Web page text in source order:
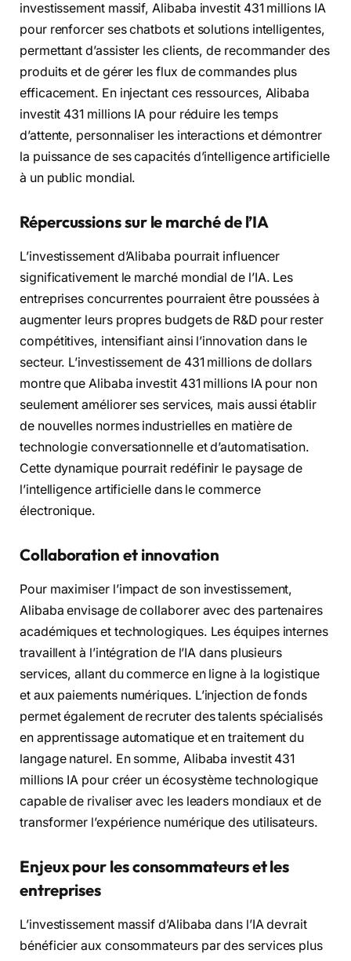
investissement massif, Alibaba investit 431 millions IA
pour renforcer ses chatbots et solutions intelligentes,
permettant d’assister les clients, de recommander des
produits et de gérer les flux de commandes plus
efficacement. En injectant ces ressources, Alibaba
investit 431 millions IA pour réduire les temps
d’attente, personnaliser les interactions et démontrer
la puissance de ses capacités d’intelligence artificielle
à un public mondial.
Répercussions sur le marché de l’IA
L’investissement d’Alibaba pourrait influencer
significativement le marché mondial de l’IA. Les
entreprises concurrentes pourraient être poussées à
augmenter leurs propres budgets de R&D pour rester
compétitives, intensifiant ainsi l’innovation dans le
secteur. L’investissement de 431 millions de dollars
montre que Alibaba investit 431 millions IA pour non
seulement améliorer ses services, mais aussi établir
de nouvelles normes industrielles en matière de
technologie conversationnelle et d’automatisation.
Cette dynamique pourrait redéfinir le paysage de
l’intelligence artificielle dans le commerce
électronique.
Collaboration et innovation
Pour maximiser l’impact de son investissement,
Alibaba envisage de collaborer avec des partenaires
académiques et technologiques. Les équipes internes
travaillent à l’intégration de l’IA dans plusieurs
services, allant du commerce en ligne à la logistique
et aux paiements numériques. L’injection de fonds
permet également de recruter des talents spécialisés
en apprentissage automatique et en traitement du
langage naturel. En somme, Alibaba investit 431
millions IA pour créer un écosystème technologique
capable de rivaliser avec les leaders mondiaux et de
transformer l’expérience numérique des utilisateurs.
Enjeux pour les consommateurs et les
entreprises
L’investissement massif d’Alibaba dans l’IA devrait
bénéficier aux consommateurs par des services plus